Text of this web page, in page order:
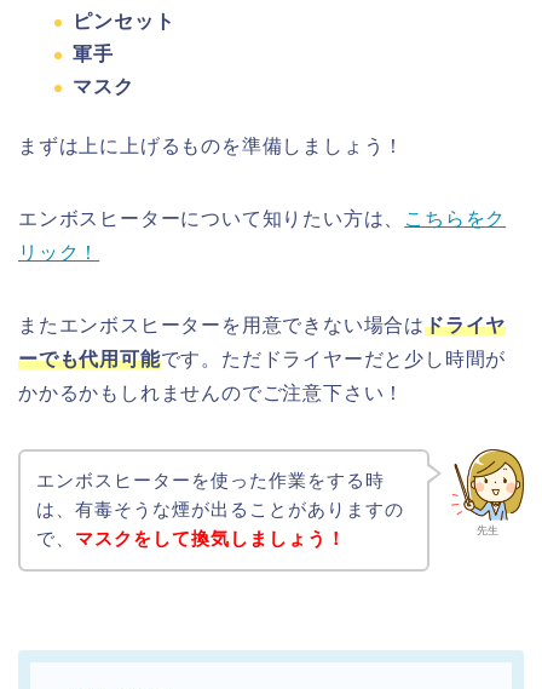
ピンセット
軍手
マスク
まずは上に上げるものを準備しましょう！
エンボスヒーターについて知りたい方は、
こちらをク
リック！
またエンボスヒーターを用意できない場合はドライヤ
ーでも代用可能です。ただドライヤーだと少し時間が
かかるかもしれませんのでご注意下さい！
先生
エンボスヒーターを使った作業をする時
は、有毒そうな煙が出ることがありますの
で、 マスクをして換気しましょう！